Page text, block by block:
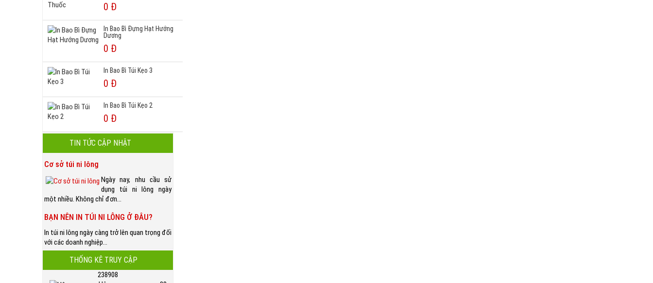
0 Đ
In Bao Bì Đựng Hạt Hướng
Dương
0 Đ
In Bao Bì Túi Kẹo 3
0 Đ
In Bao Bì Túi Kẹo 2
0 Đ
TIN TỨC CẬP NHẬT
Cơ sở túi ni lông
Ngày nay, nhu cầu sử
dụng túi ni lông ngày
một nhiều. Không chỉ đơn...
BẠN NÊN IN TÚI NI LÔNG Ở ĐÂU?
In túi ni lông ngày càng trở lên quan trọng đối
với các doanh nghiệp...
THỐNG KÊ TRUY CẬP
238908